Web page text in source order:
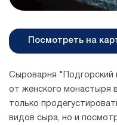
Посмотреть на
Сыроварня "Подгорский
от женского монастыря
только
видов сыра, но и